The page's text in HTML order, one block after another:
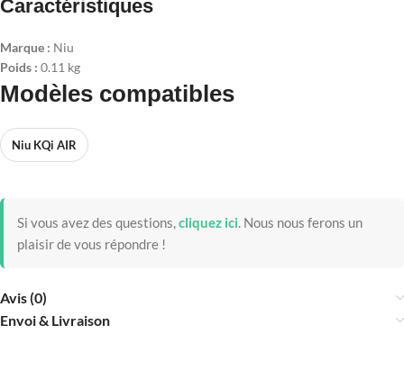
Caractéristiques
Marque : Niu
Poids : 0.11 kg
Modèles compatibles
Niu KQi AIR
Si vous avez des questions,cliquez ici. Nous nous ferons un
plaisir de vous répondre !
Avis (0)
Envoi & Livraison